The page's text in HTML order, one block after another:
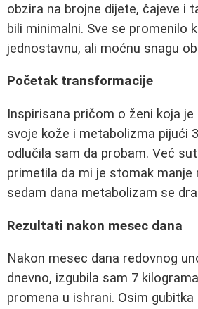
obzira na brojne dijete, čajeve i
bili minimalni. Sve se promenilo
jednostavnu, ali moćnu snagu
Početak transformacije
Inspirisana pričom o ženi koja
svoje kože i metabolizma pijući
odlučila sam da probam. Već
primetila da mi je stomak manje
sedam dana metabolizam se
Rezultati nakon mesec dana
Nakon mesec dana redovnog
dnevno, izgubila sam 7
promena u ishrani. Osim gubitka